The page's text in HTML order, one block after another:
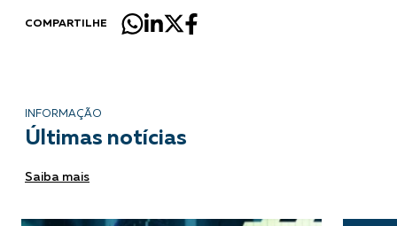
COMPARTILHE
INFORMAÇÃO
Últimas notícias
Saiba mais